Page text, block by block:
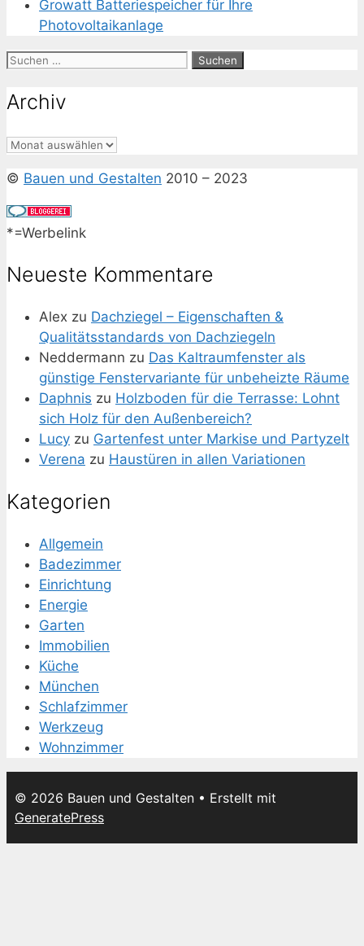
Growatt Batteriespeicher für Ihre
Photovoltaikanlage
Suchen
Archiv
Archiv
© Bauen und Gestalten 2010 – 2023
*=Werbelink
Neueste Kommentare
Alex zu Dachziegel – Eigenschaften &
Qualitätsstandards von Dachziegeln
Neddermann zu Das Kaltraumfenster als
günstige Fenstervariante für unbeheizte Räume
Daphnis zu Holzboden für die Terrasse: Lohnt
sich Holz für den Außenbereich?
Lucy zu Gartenfest unter Markise und Partyzelt
Verena zu Haustüren in allen Variationen
Kategorien
Allgemein
Badezimmer
Einrichtung
Energie
Garten
Immobilien
Küche
München
Schlafzimmer
Werkzeug
Wohnzimmer
© 2026 Bauen und Gestalten • Erstellt mit
GeneratePress